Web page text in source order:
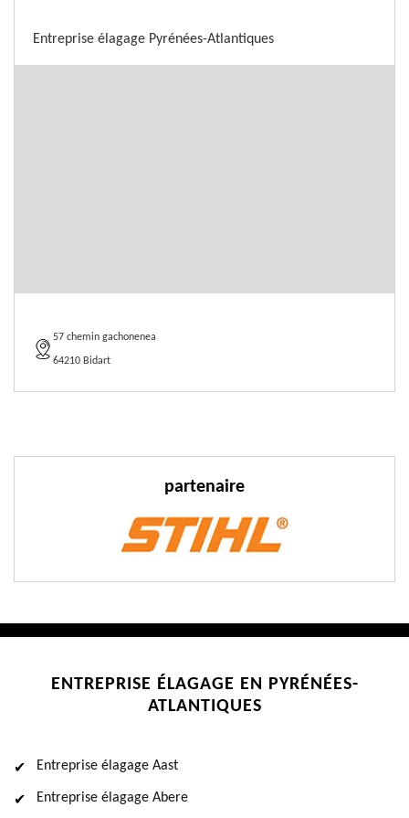
Entreprise élagage Pyrénées-Atlantiques
57 chemin gachonenea
64210 Bidart
partenaire
ENTREPRISE ÉLAGAGE EN PYRÉNÉES-
ATLANTIQUES
Entreprise élagage Aast
Entreprise élagage Abere